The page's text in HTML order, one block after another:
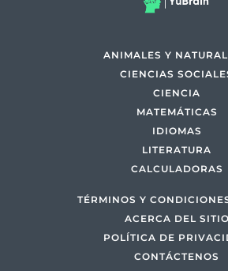
ANIMALES Y
CIENCIAS
CIENCIA
MATEMÁTICAS
IDIOMAS
LITERATURA
CALCULADORAS
TÉRMINOS Y
ACERCA DEL SITIO
POLÍTICA DE
CONTÁCTENOS